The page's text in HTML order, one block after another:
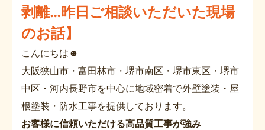
剥離…昨日ご相談いただいた現場
のお話】
こんにちは☻
大阪狭山市・富田林市・堺市南区・堺市東区・堺市
中区・河内長野市を中心に地域密着で外壁塗装・屋
根塗装・防水工事を提供しております。
お客様に信頼いただける高品質工事が強み